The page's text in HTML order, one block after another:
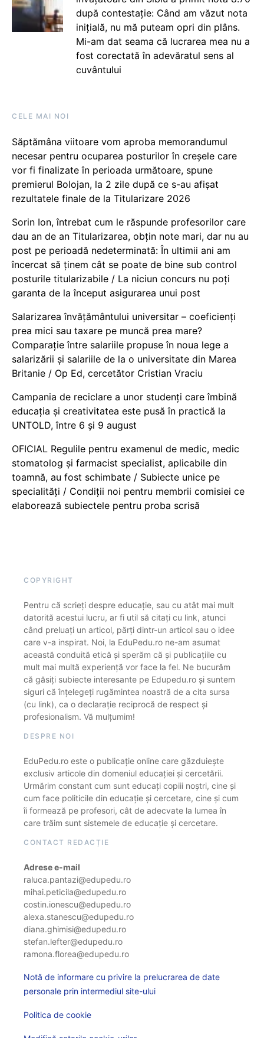
după contestație: Când am văzut nota
inițială, nu mă puteam opri din plâns.
Mi-am dat seama că lucrarea mea nu a
fost corectată în adevăratul sens al
cuvântului
CELE MAI NOI
Săptămâna viitoare vom aproba memorandumul
necesar pentru ocuparea posturilor în creșele care
vor fi finalizate în perioada următoare, spune
premierul Bolojan, la 2 zile după ce s-au afișat
rezultatele finale de la Titularizare 2026
Sorin Ion, întrebat cum le răspunde profesorilor care
dau an de an Titularizarea, obțin note mari, dar nu au
post pe perioadă nedeterminată: În ultimii ani am
încercat să ținem cât se poate de bine sub control
posturile titularizabile / La niciun concurs nu poți
garanta de la început asigurarea unui post
Salarizarea învățământului universitar – coeficienți
prea mici sau taxare pe muncă prea mare?
Comparație între salariile propuse în noua lege a
salarizării și salariile de la o universitate din Marea
Britanie / Op Ed, cercetător Cristian Vraciu
Campania de reciclare a unor studenți care îmbină
educația și creativitatea este pusă în practică la
UNTOLD, între 6 și 9 august
OFICIAL Regulile pentru examenul de medic, medic
stomatolog și farmacist specialist, aplicabile din
toamnă, au fost schimbate / Subiecte unice pe
specialități / Condiții noi pentru membrii comisiei ce
elaborează subiectele pentru proba scrisă
COPYRIGHT
Pentru că scrieți despre educație, sau cu atât mai mult
datorită acestui lucru, ar fi util să citați cu link, atunci
când preluați un articol, părți dintr-un articol sau o idee
care v-a inspirat. Noi, la EduPedu.ro ne-am asumat
această conduită etică și sperăm că și publicațiile cu
mult mai multă experiență vor face la fel. Ne bucurăm
că găsiți subiecte interesante pe Edupedu.ro și suntem
siguri că înțelegeți rugămintea noastră de a cita sursa
(cu link), ca o declarație reciprocă de respect și
profesionalism. Vă mulțumim!
DESPRE NOI
EduPedu.ro este o publicație online care găzduiește
exclusiv articole din domeniul educației și cercetării.
Urmărim constant cum sunt educați copiii noștri, cine și
cum face politicile din educație și cercetare, cine și cum
îi formează pe profesori, cât de adecvate la lumea în
care trăim sunt sistemele de educație și cercetare.
CONTACT REDACȚIE
Adrese e-mail
raluca.pantazi@edupedu.ro
mihai.peticila@edupedu.ro
costin.ionescu@edupedu.ro
alexa.stanescu@edupedu.ro
diana.ghimisi@edupedu.ro
stefan.lefter@edupedu.ro
ramona.florea@edupedu.ro
Notă de informare cu privire la prelucrarea de date
personale prin intermediul site-ului
Politica de cookie